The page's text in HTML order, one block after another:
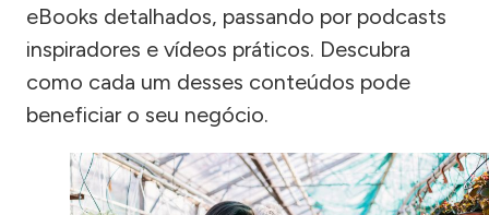
eBooks detalhados, passando por podcasts
inspiradores e vídeos práticos. Descubra
como cada um desses conteúdos pode
beneficiar o seu negócio.